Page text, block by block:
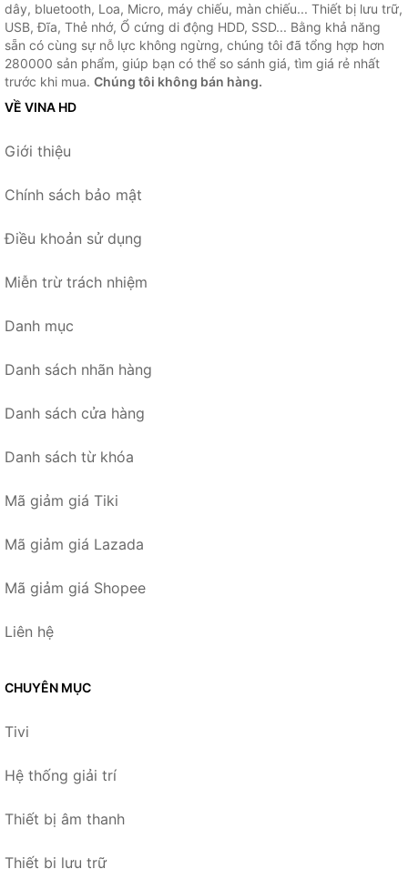
dây, bluetooth, Loa, Micro, máy chiếu, màn chiếu... Thiết bị lưu trữ,
USB, Đĩa, Thẻ nhớ, Ổ cứng di động HDD, SSD... Bằng khả năng
sẵn có cùng sự nỗ lực không ngừng, chúng tôi đã tổng hợp hơn
280000 sản phẩm, giúp bạn có thể so sánh giá, tìm giá rẻ nhất
trước khi mua. Chúng tôi không bán hàng.
VỀ VINA HD
Giới thiệu
Chính sách bảo mật
Điều khoản sử dụng
Miễn trừ trách nhiệm
Danh mục
Danh sách nhãn hàng
Danh sách cửa hàng
Danh sách từ khóa
Mã giảm giá Tiki
Mã giảm giá Lazada
Mã giảm giá Shopee
Liên hệ
CHUYÊN MỤC
Tivi
Hệ thống giải trí
Thiết bị âm thanh
Thiết bị lưu trữ